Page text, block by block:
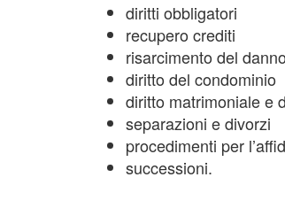
diritti obbligatori
recupero crediti
risarcimento del
diritto del condominio
diritto matrimoniale e
separazioni e divorzi
procedimenti per
successioni.